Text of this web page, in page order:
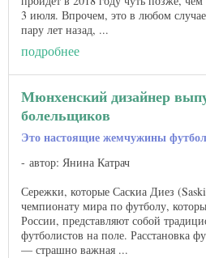
3 июля. Впрочем, это в любом
пару лет назад, ...
подробнее
Мюнхенский дизайнер
болельщиков
Это настоящие жемчужины
автор: Янина Катрач
Сережки, которые Саскиа Диез
чемпионату мира по футболу,
России, представляют собой
футболистов на поле. Расстановка
— страшно важная ...